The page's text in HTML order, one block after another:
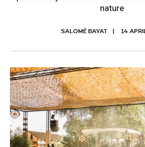
nature
SALOMÉ BAYAT 14